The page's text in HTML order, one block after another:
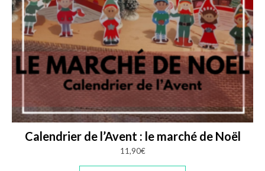
Calendrier de l’Avent : le marché de Noël
11,90€